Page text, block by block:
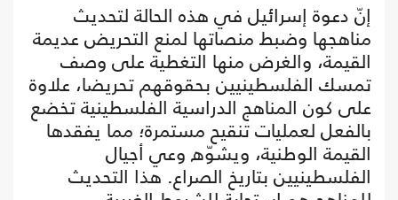
إنّ دعوة إسرائيل في هذه الحالة لتحديث
مناهجها وضبط منصاتها لمنع التحريض عديمة
القيمة، والغرض منها التغطية على وصف
تمسك الفلسطينيين بحقوقهم تحريضا، علاوة
على كون المناهج الدراسية الفلسطينية تخضع
بالفعل لعمليات تنقيح مستمرة؛ مما يفقدها
القيمة الوطنية، ويشوّه وعي أجيال
الفلسطينيين بتاريخ الصراع. هذا التحديث